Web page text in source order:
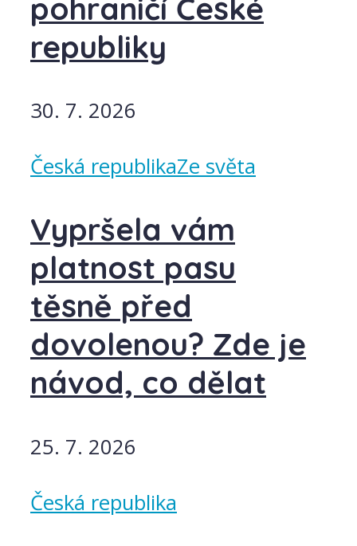
pohraničí České
republiky
30. 7. 2026
Česká republikaZe světa
Vypršela vám
platnost pasu
těsně před
dovolenou? Zde je
návod, co dělat
25. 7. 2026
Česká republika